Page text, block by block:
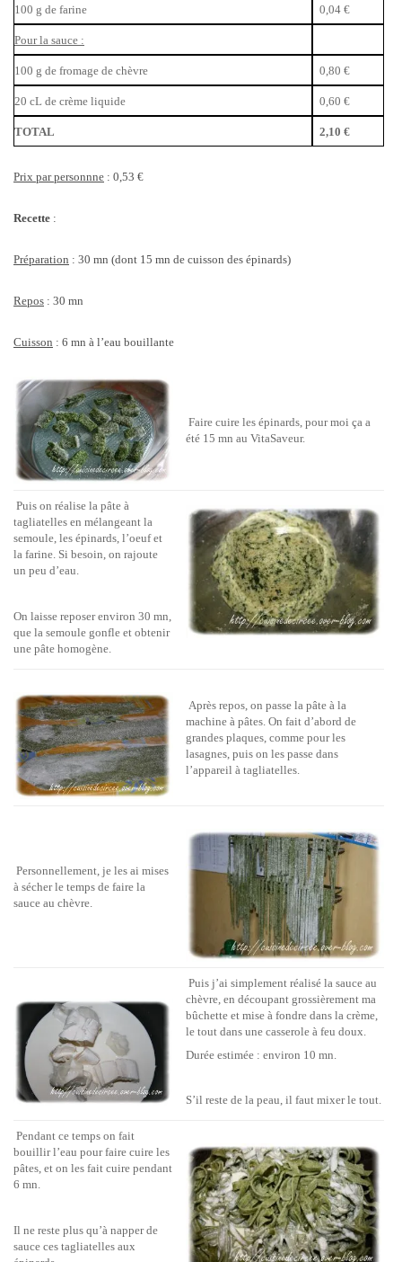
100 g de farine 0,04 €
Pour la sauce :
100 g de fromage de chèvre 0,80 €
20 cL de crème liquide 0,60 €
TOTAL 2,10 €
Prix par personnne : 0,53 €
Recette :
Préparation : 30 mn (dont 15 mn de cuisson des épinards)
Repos : 30 mn
Cuisson : 6 mn à l’eau bouillante
Faire cuire les épinards, pour moi ça a
été 15 mn au VitaSaveur.
Puis on réalise la pâte à
tagliatelles en mélangeant la
semoule, les épinards, l’oeuf et
la farine. Si besoin, on rajoute
un peu d’eau.
On laisse reposer environ 30 mn,
que la semoule gonfle et obtenir
une pâte homogène.
Après repos, on passe la pâte à la
machine à pâtes. On fait d’abord de
grandes plaques, comme pour les
lasagnes, puis on les passe dans
l’appareil à tagliatelles.
Personnellement, je les ai mises
à sécher le temps de faire la
sauce au chèvre.
Puis j’ai simplement réalisé la sauce au
chèvre, en découpant grossièrement ma
bûchette et mise à fondre dans la crème,
le tout dans une casserole à feu doux.
Durée estimée : environ 10 mn.
S’il reste de la peau, il faut mixer le tout.
Pendant ce temps on fait
bouillir l’eau pour faire cuire les
pâtes, et on les fait cuire pendant
6 mn.
Il ne reste plus qu’à napper de
sauce ces tagliatelles aux